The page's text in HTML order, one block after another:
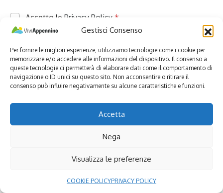
Gestisci Consenso
Per fornire le migliori esperienze, utilizziamo tecnologie come i cookie per
memorizzare e/o accedere alle informazioni del dispositivo. Il consenso a
queste tecnologie ci permetterà di elaborare dati come il comportamento di
navigazione o ID unici su questo sito. Non acconsentire o ritirare il
consenso può influire negativamente su alcune caratteristiche e funzioni.
Accetta
Nega
Visualizza le preferenze
COOKIE POLICYPRIVACY POLICY
P
i
a
c
y
*
Accetto le Privacy Policy *
ISCRIVITI ALLA NEWSLETTER